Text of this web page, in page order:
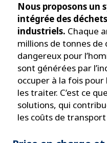
Nous proposons un
intégrée des
industriels. Chaque
millions de tonnes
dangereux pour
sont générées par
occuper à la fois
les traiter. C’est ce
solutions, qui
les coûts de